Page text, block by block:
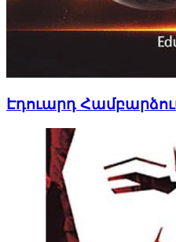
Էդուարդ